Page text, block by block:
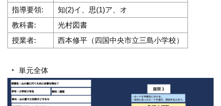
指導要領:
知(2)イ、思(1)ア、オ
教科書:
光村図書
授業者:
西本修平（四国中央市立三島小学校）
単元全体